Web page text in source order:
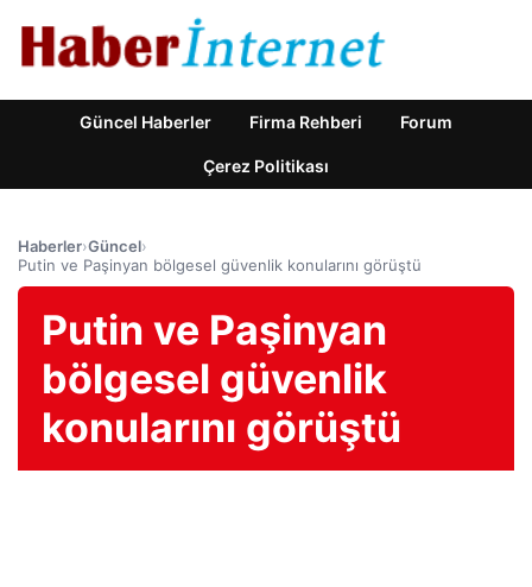
Güncel Haberler Firma Rehberi Forum
Çerez Politikası
Haberler›Güncel›
Putin ve Paşinyan bölgesel güvenlik konularını görüştü
Putin ve Paşinyan
bölgesel güvenlik
konularını görüştü